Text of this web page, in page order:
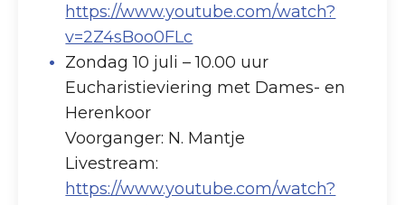
https://www.youtube.com/watch?
v=2Z4sBoo0FLc
Zondag 10 juli – 10.00 uur
Eucharistieviering met Dames- en
Herenkoor
Voorganger: N. Mantje
Livestream:
https://www.youtube.com/watch?